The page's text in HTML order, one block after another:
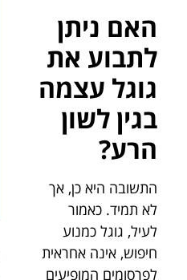
האם ניתן
לתבוע את
גוגל עצמה
בגין לשון
הרע?
התשובה היא כן, אך
לא תמיד. כאמור
לעיל, גוגל כמנוע
חיפוש, אינה אחראית
לפרסומים המופיעים